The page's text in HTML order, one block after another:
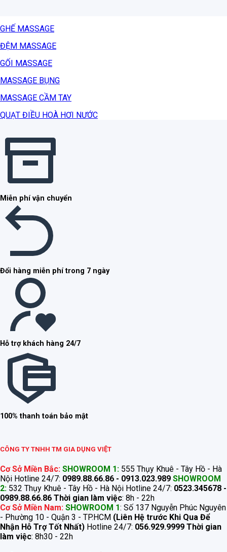
GHẾ MASSAGE
ĐỆM MASSAGE
GỐI MASSAGE
MASSAGE BỤNG
MASSAGE CẦM TAY
QUẠT ĐIỀU HOÀ HƠI NƯỚC
Miễn phí vận chuyển
Đổi hàng miễn phí trong 7 ngày
Hỗ trợ khách hàng 24/7
100% thanh toán bảo mật
CÔNG TY TNHH TM GIA DỤNG VIỆT
Cơ Sở Miền Bắc: SHOWROOM 1: 555 Thụy Khuê - Tây Hồ - Hà
Nội Hotline 24/7: 0989.88.66.86 - 0913.023.989 SHOWROOM
2: 532 Thụy Khuê - Tây Hồ - Hà Nội Hotline 24/7: 0523.345678 -
0989.88.66.86 Thời gian làm việc: 8h - 22h
Cơ Sở Miền Nam: SHOWROOM 1: Số 137 Nguyễn Phúc Nguyên
- Phường 10 - Quận 3 - TP.HCM (Liên Hệ trước Khi Qua Để
Nhận Hỗ Trợ Tốt Nhất) Hotline 24/7: 056.929.9999 Thời gian
làm việc: 8h30 - 22h